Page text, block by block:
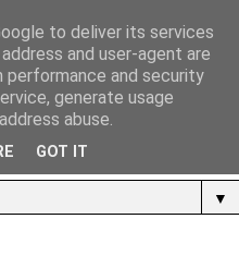
▼
to deliver its services
and user-agent are
performance and security
generate usage
abuse.
GOT IT